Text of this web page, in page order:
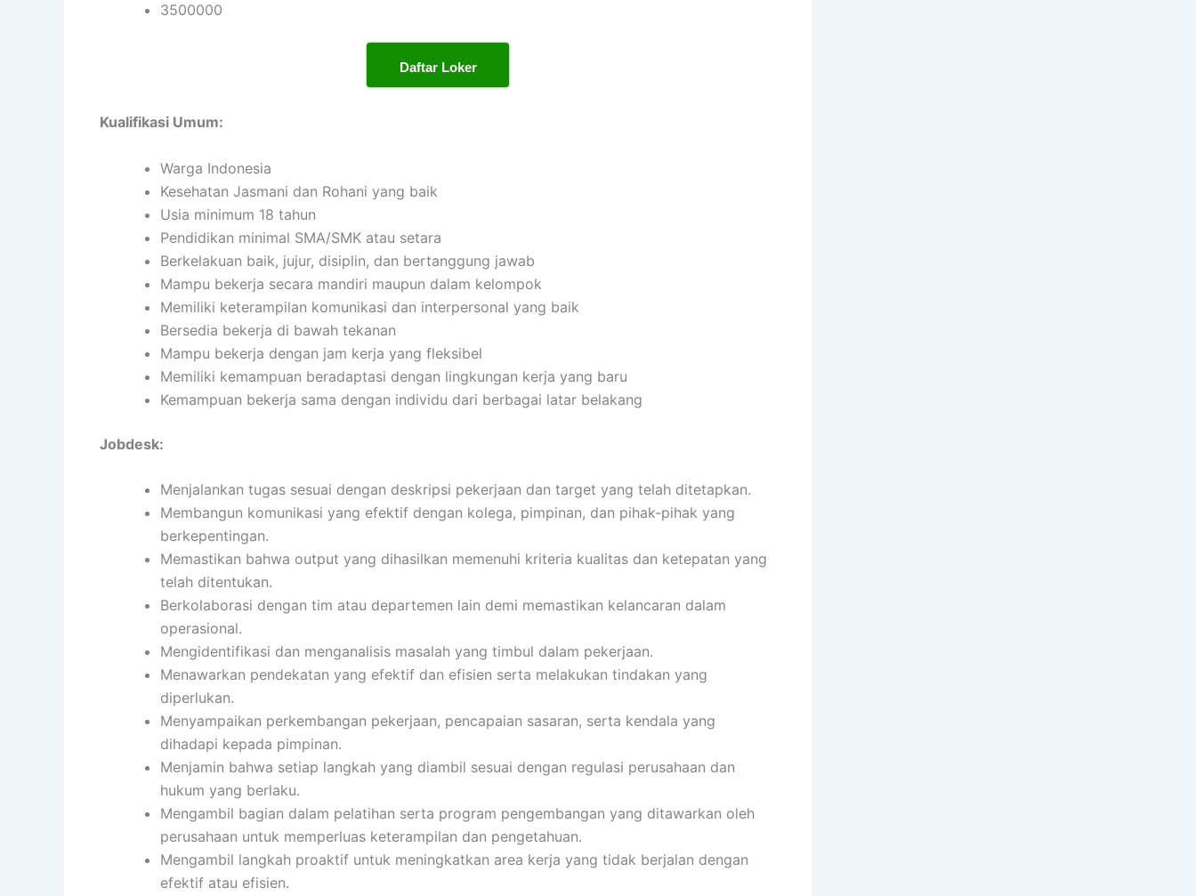
3500000
Daftar Loker
Kualifikasi Umum:
Warga Indonesia
Kesehatan Jasmani dan Rohani yang baik
Usia minimum 18 tahun
Pendidikan minimal SMA/SMK atau setara
Berkelakuan baik, jujur, disiplin, dan bertanggung jawab
Mampu bekerja secara mandiri maupun dalam kelompok
Memiliki keterampilan komunikasi dan interpersonal yang baik
Bersedia bekerja di bawah tekanan
Mampu bekerja dengan jam kerja yang fleksibel
Memiliki kemampuan beradaptasi dengan lingkungan kerja yang baru
Kemampuan bekerja sama dengan individu dari berbagai latar belakang
Jobdesk:
Menjalankan tugas sesuai dengan deskripsi pekerjaan dan target yang telah ditetapkan.
Membangun komunikasi yang efektif dengan kolega, pimpinan, dan pihak-pihak yang
berkepentingan.
Memastikan bahwa output yang dihasilkan memenuhi kriteria kualitas dan ketepatan yang
telah ditentukan.
Berkolaborasi dengan tim atau departemen lain demi memastikan kelancaran dalam
operasional.
Mengidentifikasi dan menganalisis masalah yang timbul dalam pekerjaan.
Menawarkan pendekatan yang efektif dan efisien serta melakukan tindakan yang
diperlukan.
Menyampaikan perkembangan pekerjaan, pencapaian sasaran, serta kendala yang
dihadapi kepada pimpinan.
Menjamin bahwa setiap langkah yang diambil sesuai dengan regulasi perusahaan dan
hukum yang berlaku.
Mengambil bagian dalam pelatihan serta program pengembangan yang ditawarkan oleh
perusahaan untuk memperluas keterampilan dan pengetahuan.
Mengambil langkah proaktif untuk meningkatkan area kerja yang tidak berjalan dengan
efektif atau efisien.